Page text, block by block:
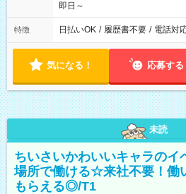
即日～
特徴 日払いOK / 履歴書不要 / 電話対
気になる！ 応募する
未読
ちいさいかわいいキャラのイ
場所で働ける☆来社不要！働
もらえる◎/T1